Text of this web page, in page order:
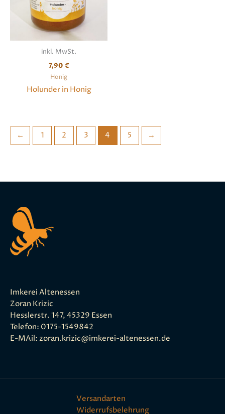
inkl. MwSt.
7,90 €
Honig
Holunder in Honig
← 1 2 3 4 5 →
Imkerei Altenessen
Zoran Krizic
Hesslerstr. 147, 45329 Essen
Telefon: 0175-1549842
E-MAil: zoran.krizic@imkerei-altenessen.de
Versandarten
Widerrufsbelehrung